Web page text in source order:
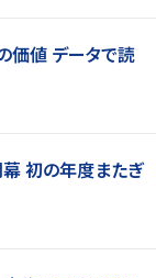
価値 データで読
幕 初の年度またぎ